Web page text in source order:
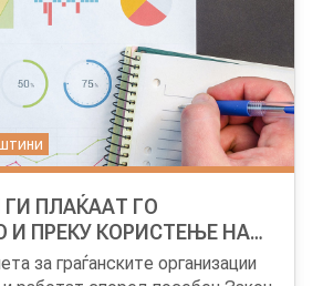
според изложените
ПЛАЌААТ ГО
ПРЕКУ КОРИСТЕЊЕ НА
Е-ПДД
за граѓанските организации